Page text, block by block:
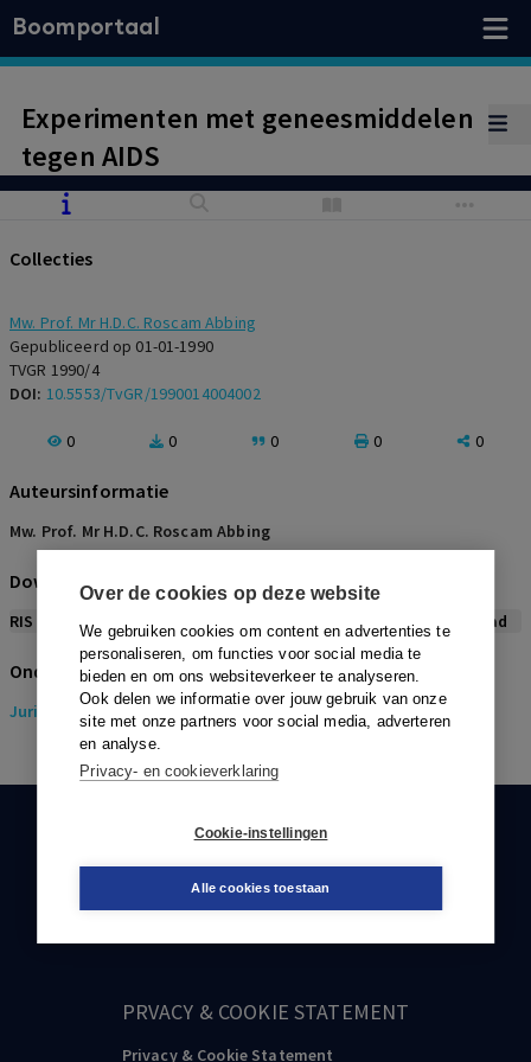
Over de cookies op deze website
We gebruiken cookies om content en advertenties te
personaliseren, om functies voor social media te
bieden en om ons websiteverkeer te analyseren.
Ook delen we informatie over jouw gebruik van onze
site met onze partners voor social media, adverteren
en analyse.
Privacy- en cookieverklaring
Cookie-instellingen
Alle cookies toestaan
Boomportaal
Experimenten met geneesmiddelen
tegen AIDS
Collecties
Mw. Prof. Mr H.D.C. Roscam Abbing
Gepubliceerd op 01-01-1990
TVGR 1990/4
DOI: 10.5553/TvGR/1990014004002
0 0 0 0 0
Auteursinformatie
Mw. Prof. Mr H.D.C. Roscam Abbing
Download citeerwijze bij dit artikel
RIS BibTex APA Vancouver Leidraad
Onderwerpen
Juridisch > Gezondheidsrecht
KLANTENSERVICE
088-0301000
PRVACY & COOKIE STATEMENT
Privacy & Cookie Statement